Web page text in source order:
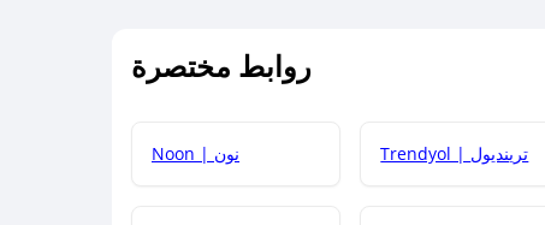
روابط مختصرة
Noon | نون Trendyol | ترينديول